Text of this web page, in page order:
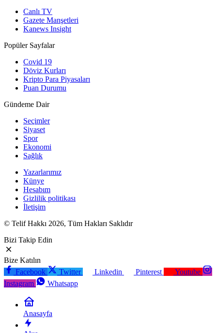
Canlı TV
Gazete Manşetleri
Kanews Insight
Popüler Sayfalar
Covid 19
Döviz Kurları
Kripto Para Piyasaları
Puan Durumu
Gündeme Dair
Seçimler
Siyaset
Spor
Ekonomi
Sağlık
Yazarlarımız
Künye
Hesabım
Gizlilik politikası
İletişim
© Telif Hakkı 2026, Tüm Hakları Saklıdır
Bizi Takip Edin
Bize Katılın
Facebook
Twitter Linkedin Pinterest
Youtube
Instagram
Whatsapp
Anasayfa